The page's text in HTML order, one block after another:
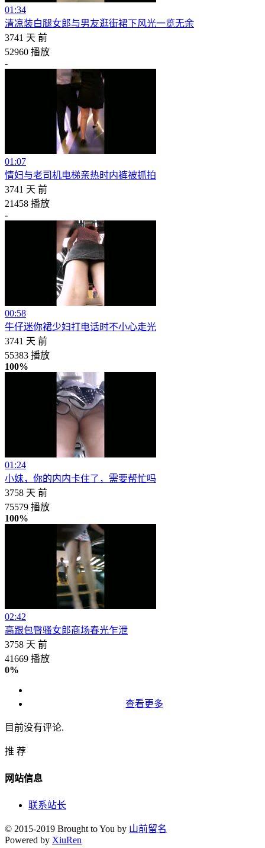
01:34
清凉装白腿女郎与男友逛街裙下风光一览无余
3741 天 前
52960 播放
-
01:07
情妇与老司机电梯亲热时内裤被抓拍
3741 天 前
21458 播放
-
00:58
牛仔迷你裙少妇打电话时不小心走光
3741 天 前
55383 播放
100%
01:24
小妹，你的内内卡住了，需要帮忙吗
3758 天 前
75579 播放
100%
02:42
高跟包臀骚女郎商场春光乍泄
3758 天 前
41669 播放
0%
查看更多
目前没有评论.
推 荐
网站信息
联系站长
© 2015-2019 Brought to You by 山前留名
Powered by XiuRen